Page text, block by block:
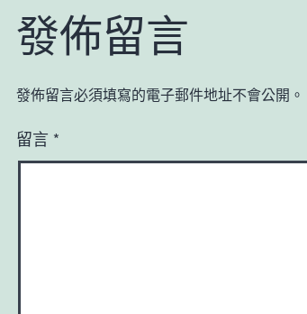
發佈留言
發佈留言必須填寫的電子郵件地址不會公開。
留言 *